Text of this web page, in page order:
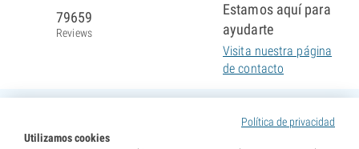
Política de privacidad
Utilizamos cookies
79659
Reviews
Estamos aquí para
ayudarte
Visita nuestra página
de contacto